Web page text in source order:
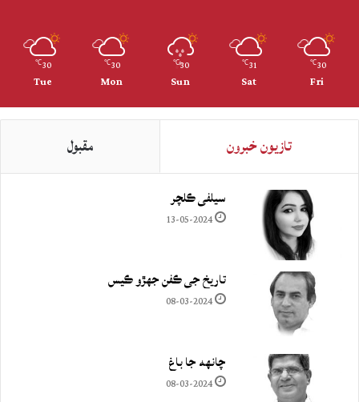
30
℃
Fri
31
℃
Sat
30
℃
Sun
30
℃
Mon
30
℃
Tue
تازيون خبرون مقبول
سيلفي ڪلچر
13-05-2024
تاريخ جي ڪفن جھڙو ڪيس
08-03-2024
چانهه جا باغ
08-03-2024